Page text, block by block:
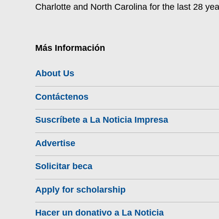
Charlotte and North Carolina for the last 28
Más Información
About Us
Contáctenos
Suscríbete a La Noticia Impresa
Advertise
Solicitar beca
Apply for scholarship
Hacer un donativo a La Noticia